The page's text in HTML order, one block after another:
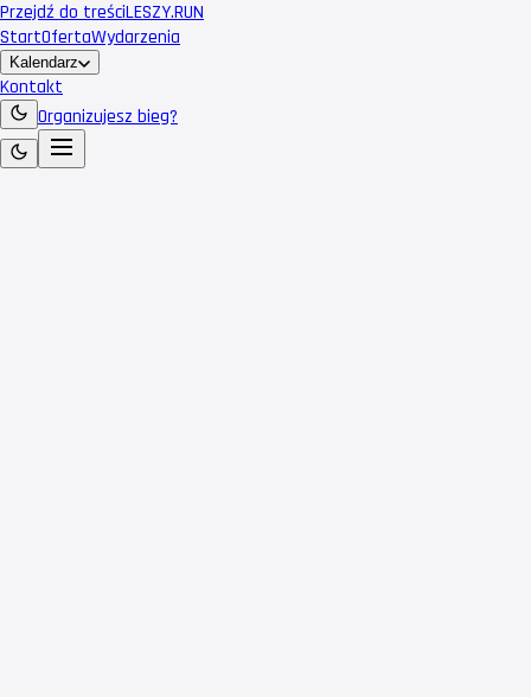
Przejdź do treściLESZY.RUN
StartOfertaWydarzenia
Kalendarz
Kontakt
Organizujesz bieg?